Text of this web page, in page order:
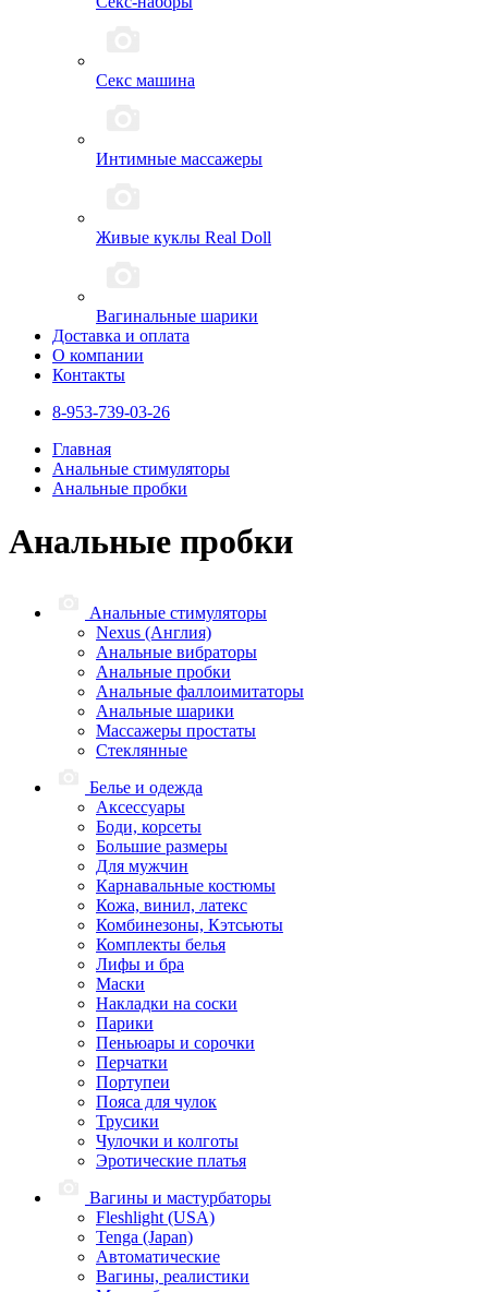
Секс машина
Интимные массажеры
Живые куклы Real Doll
Вагинальные шарики
Доставка и оплата
О компании
Контакты
8-953-739-03-26
Главная
Анальные стимуляторы
Анальные пробки
Анальные пробки
Анальные стимуляторы
Nexus (Англия)
Анальные вибраторы
Анальные пробки
Анальные фаллоимитаторы
Анальные шарики
Массажеры простаты
Стеклянные
Белье и одежда
Аксессуары
Боди, корсеты
Большие размеры
Для мужчин
Карнавальные костюмы
Кожа, винил, латекс
Комбинезоны, Кэтсьюты
Комплекты белья
Лифы и бра
Маски
Накладки на соски
Парики
Пеньюары и сорочки
Перчатки
Портупеи
Пояса для чулок
Трусики
Чулочки и колготы
Эротические платья
Вагины и мастурбаторы
Fleshlight (USA)
Tenga (Japan)
Автоматические
Вагины, реалистики